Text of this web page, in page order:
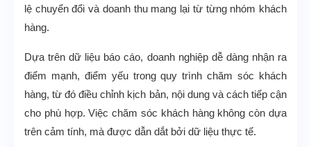
lệ chuyển đổi và doanh thu mang lại từ từng nhóm khách
hàng.
Dựa trên dữ liệu báo cáo, doanh nghiệp dễ dàng nhận ra
điểm mạnh, điểm yếu trong quy trình chăm sóc khách
hàng, từ đó điều chỉnh kịch bản, nội dung và cách tiếp cận
cho phù hợp. Việc chăm sóc khách hàng không còn dựa
trên cảm tính, mà được dẫn dắt bởi dữ liệu thực tế.